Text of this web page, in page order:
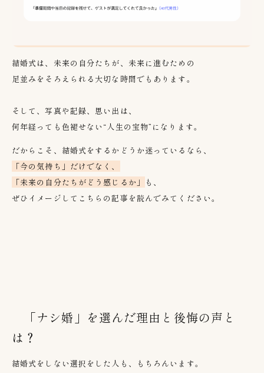
結婚式は、未来の自分たちが、未来に進むための
足並みをそろえられる大切な時間でもあります。
そして、写真や記録、思い出は、
何年経っても色褪せない “人生の宝物” になります。
だからこそ、結婚式をするかどうか迷っているなら、
「今の気持ち」だけでなく、
「未来の自分たちがどう感じるか」
も、
ぜひイメージしてこちらの記事を読んでみてください。
「ナシ婚」を選んだ理由と後悔の声と
は？
結婚式をしない選択をした人も、もちろんいます。